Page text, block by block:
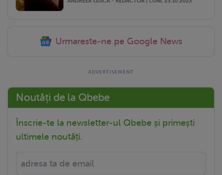
Urmareste-ne pe Google News
Noutăți de la Qbebe
Înscrie-te la newsletter-ul Qbebe și primești
ultimele noutăți.